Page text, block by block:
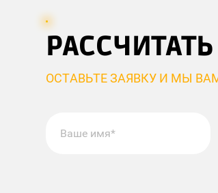
ОСТАВЬТЕ ЗАЯВКУ И МЫ